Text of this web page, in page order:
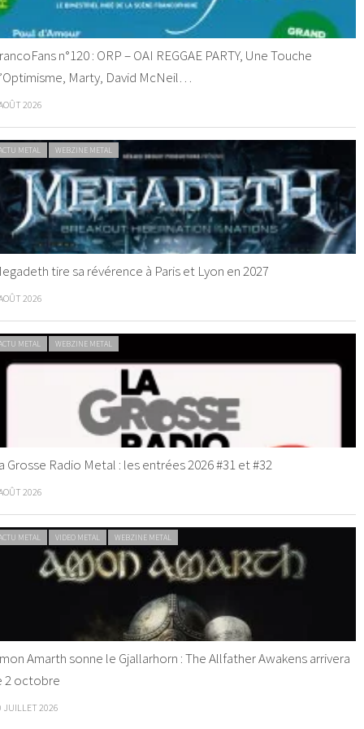
n°120 : ORP – OAI REGGAE PARTY, Une Touche
Marty, David McNeil…
2026
METAL WEBZINE METAL
tire sa révérence à Paris et Lyon en 2027
2026
METAL WEBZINE METAL
Grosse Radio Metal : les entrées 2026 #31 et #32
2026
METAL VIDEO METAL WEBZINE METAL
Amarth sonne le Gjallarhorn : The Allfather Awakens arrivera
2 octobre
JUILLET 2026